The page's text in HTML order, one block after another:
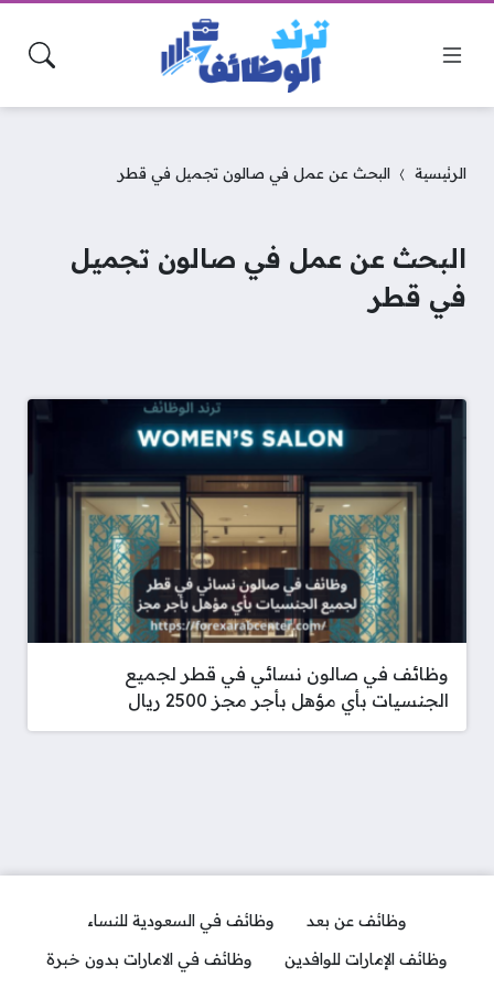
الرئيسية البحث عن عمل في صالون تجميل في قطر
البحث عن عمل في صالون تجميل
في قطر
وظائف في صالون نسائي في قطر لجميع
الجنسيات بأي مؤهل بأجر مجز 2500 ريال
وظائف عن بعد
وظائف في السعودية للنساء
وظائف الإمارات للوافدين
وظائف في الامارات بدون خبرة